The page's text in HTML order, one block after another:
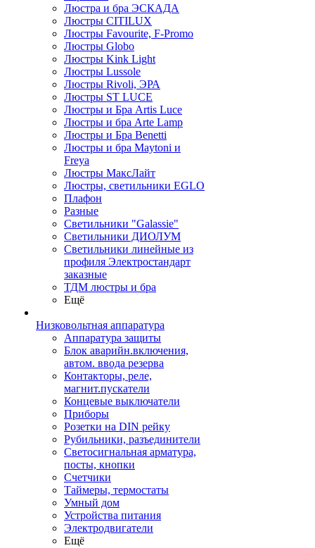
Люстра и бра ЭСКАДА
Люстры CITILUX
Люстры Favourite, F-Promo
Люстры Globo
Люстры Kink Light
Люстры Lussole
Люстры Rivoli, ЭРА
Люстры ST LUCE
Люстры и Бра Artis Luce
Люстры и бра Arte Lamp
Люстры и Бра Benetti
Люстры и бра Maytoni и
Freya
Люстры МаксЛайт
Люстры, светильники EGLO
Плафон
Разные
Светильники "Galassie"
Светильники ДИОЛУМ
Светильники линейные из
профиля Электростандарт
заказные
ТДМ люстры и бра
Ещё
Низковольтная аппаратура
Аппаратура защиты
Блок аварийн.включения,
автом. ввода резерва
Контакторы, реле,
магнит.пускатели
Концевые выключатели
Приборы
Розетки на DIN рейку
Рубильники, разъединители
Светосигнальная арматура,
посты, кнопки
Счетчики
Таймеры, термостаты
Умный дом
Устройства питания
Электродвигатели
Ещё